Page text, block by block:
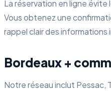
La réservation en ligne
Vous obtenez une
rappel clair des informations
Bordeaux +
Notre réseau inclut Pessac,